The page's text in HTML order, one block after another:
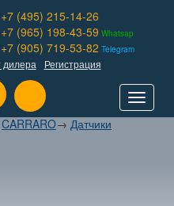
+7 (495) 215-14-26
+7 (965) 198-43-59 Whatsap
+7 (905) 719-53-82 Telegram
дилера Регистрация
Toggle
CARRARO→ Датчики